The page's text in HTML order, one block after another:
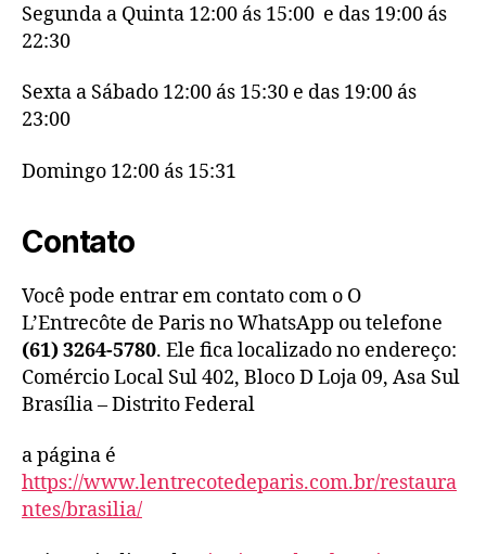
Segunda a Quinta 12:00 ás 15:00 e das 19:00 ás
22:30
Sexta a Sábado 12:00 ás 15:30 e das 19:00 ás
23:00
Domingo 12:00 ás 15:31
Contato
Você pode entrar em contato com o O
L’Entrecôte de Paris no WhatsApp ou telefone
(61) 3264-5780. Ele fica localizado no endereço:
Comércio Local Sul 402, Bloco D Loja 09, Asa Sul
Brasília – Distrito Federal
a página é
https://www.lentrecotedeparis.com.br/restaura
ntes/brasilia/